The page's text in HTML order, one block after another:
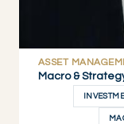
ASSET
Macro &